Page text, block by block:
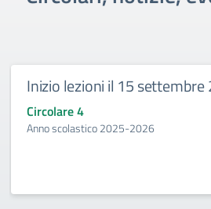
Inizio lezioni il 15 settembre
Circolare 4
Anno scolastico 2025-2026